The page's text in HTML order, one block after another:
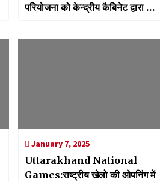
परियोजना को केन्द्रीय कैबिनेट द्वारा दी
January 7, 2025
Uttarakhand National
Games:राष्ट्रीय खेलो की ओपनिंग में